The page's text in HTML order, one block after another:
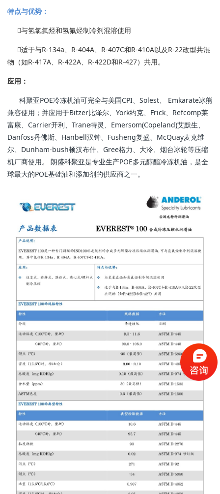
特点与优势：
与氢氯氟烃和氢氟烃制冷剂混溶使用
适于与R-134a、R-404A、R-407C和R-410A以及R-22改型共混
物（如R-417A、R-422A、R-422D和R-427）共用。
应用：
科聚亚POE冷冻机油可完全与美国CPI、Solest、 Emkarate冰熊
兼容使用；并应用于Bitzer比泽尔、York约克、Frick、Refcomp莱
富康、Carrier开利、Trane特灵、Emersom(Copeland)艾默生、
Danfoss丹佛斯、Hanbell汉钟、Fusheng复盛、McQuay麦克维
尔、Dunham-bush顿汉布什、Gree格力、大冷、烟台冰轮等压缩
机厂商使用。 朗盛科聚亚是专业生产POE多元醇酯冷冻机油，是全
球最大的POE基础油和添加剂的供应商之一。